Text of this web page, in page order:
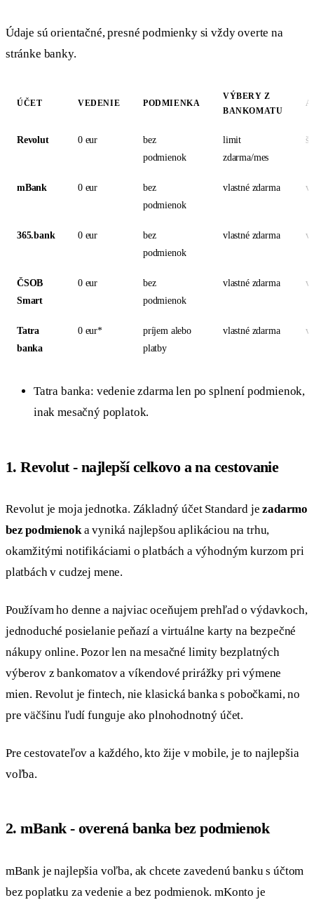
Údaje sú orientačné, presné podmienky si vždy overte na
stránke banky.
ÚČET VEDENIE PODMIENKA
VÝBERY Z
BANKOMATU
Revolut 0 eur
bez
podmienok
limit
zdarma/mes
mBank 0 eur
bez
podmienok
vlastné zdarma
365.bank 0 eur
bez
podmienok
vlastné zdarma
ČSOB
Smart
0 eur
bez
podmienok
vlastné zdarma
Tatra
banka
0 eur*
príjem alebo
platby
vlastné zdarma
Tatra banka: vedenie zdarma len po splnení podmienok,
inak mesačný poplatok.
1. Revolut - najlepší celkovo a na cestovanie
Revolut je moja jednotka. Základný účet Standard jezadarmo
bez podmienoka vyniká najlepšou aplikáciou na trhu,
okamžitými notifikáciami o platbách a výhodným kurzom pri
platbách v cudzej mene.
Používam ho denne a najviac oceňujem prehľad o výdavkoch,
jednoduché posielanie peňazí a virtuálne karty na bezpečné
nákupy online. Pozor len na mesačné limity bezplatných
výberov z bankomatov a víkendové prirážky pri výmene
mien. Revolut je fintech, nie klasická banka s pobočkami, no
pre väčšinu ľudí funguje ako plnohodnotný účet.
Pre cestovateľov a každého, kto žije v mobile, je to najlepšia
voľba.
2. mBank - overená banka bez podmienok
mBank je najlepšia voľba, ak chcete zavedenú banku s účtom
bez poplatku za vedenie a bez podmienok. mKonto je